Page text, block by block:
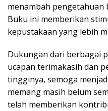
menambah pengetahuan
Buku ini memberikan
kepustakaan yang lebih
Dukungan dari berbagai
ucapan terimakasih dan
tingginya, semoga
memang masih belum
telah memberikan